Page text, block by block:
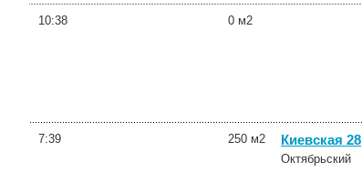
10:38 0 м2
7:39 250 м2 Киевская 28
Октябрьский